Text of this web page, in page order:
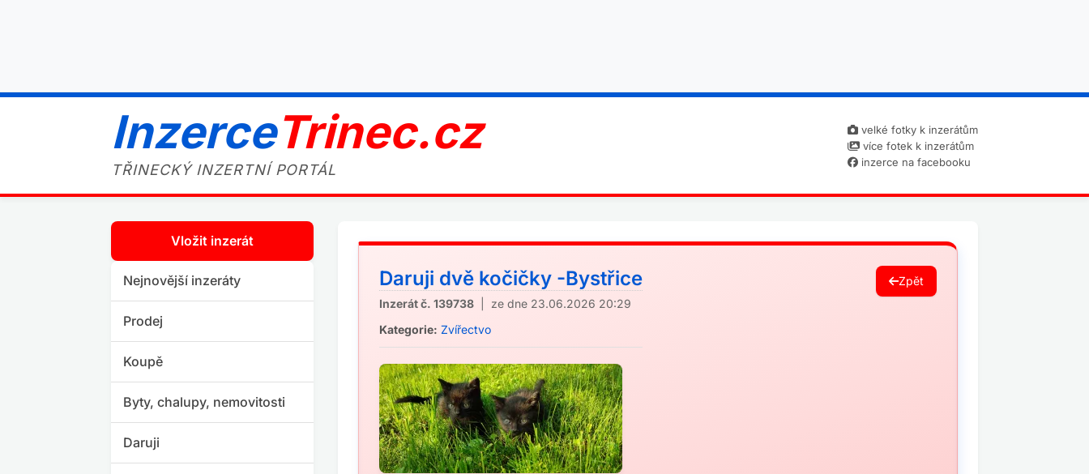
InzerceTrinec.cz
TŘINECKÝ INZERTNÍ PORTÁL
velké fotky k inzerátům
více fotek k inzerátům
inzerce na facebooku
Vložit inzerát
Nejnovější inzeráty
Prodej
Koupě
Byty, chalupy, nemovitosti
Daruji
Daruji dvě kočičky -Bystřice
Inzerát č. 139738 | ze dne 23.06.2026 20:29
Kategorie: Zvířectvo
Zpět